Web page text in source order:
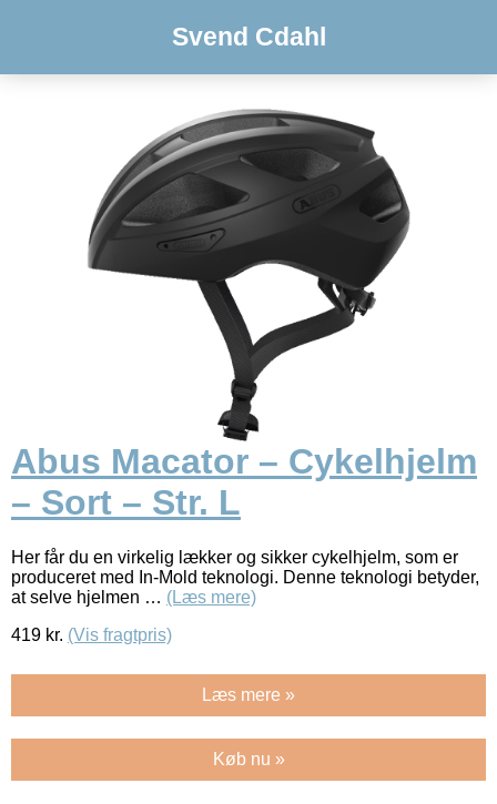
Svend Cdahl
Abus Macator – Cykelhjelm
– Sort – Str. L
Her får du en virkelig lækker og sikker cykelhjelm, som er
produceret med In-Mold teknologi. Denne teknologi betyder,
at selve hjelmen … (Læs mere)
419 kr. (Vis fragtpris)
Læs mere »
Køb nu »